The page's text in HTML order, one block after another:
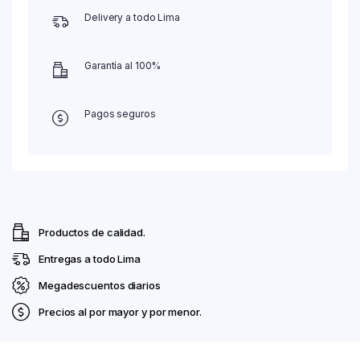
Delivery a todo Lima
Garantía al 100%
Pagos seguros
Productos de calidad.
Entregas a todo Lima
Megadescuentos diarios
Precios al por mayor y por menor.